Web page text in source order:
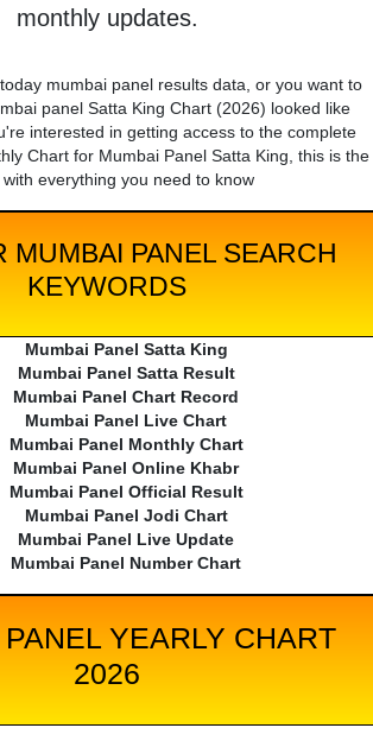
monthly updates.
mumbai panel results data, or you want to
panel Satta King Chart (2026) looked like
interested in getting access to the complete
Chart for Mumbai Panel Satta King, this is the
with everything you need to know
MUMBAI PANEL SEARCH
KEYWORDS
Mumbai Panel Satta King
Mumbai Panel Satta Result
Mumbai Panel Chart Record
Mumbai Panel Live Chart
Mumbai Panel Monthly Chart
Mumbai Panel Online Khabr
Mumbai Panel Official Result
Mumbai Panel Jodi Chart
Mumbai Panel Live Update
Mumbai Panel Number Chart
YEARLY CHART
2026